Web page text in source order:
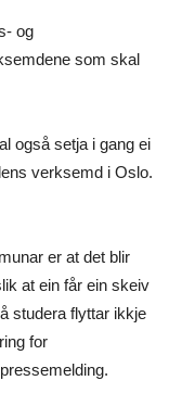
og
som skal
også setja i gang ei
verksemd i Oslo.
er at det blir
at ein får ein skeiv
studera flyttar ikkje
for